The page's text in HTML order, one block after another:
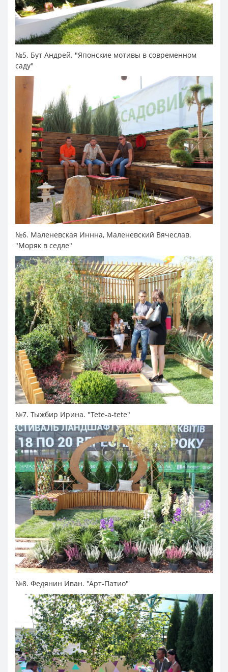
№5. Бут Андрей. "Японские мотивы в современном
саду"
№6. Маленевская Иннна, Маленевский Вячеслав.
"Моряк в седле"
№7. Тыжбир Ирина. "Tete-a-tete"
№8. Федянин Иван. "Арт-Патио"